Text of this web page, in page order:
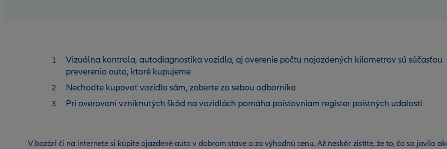
Vizuálna kontrola, autodiagnostika vozidla, aj overenie počtu najazdených kilometrov sú súčasťou
preverenia auta, ktoré kupujeme
Nechoďte kupovať vozidlo sám, zoberte zo sebou odborníka
Pri overovaní vzniknutých škôd na vozidlách pomáha poisťovniam register poistných udalostí
V bazári či na internete si kúpite ojazdené auto v dobrom stave a za výhodnú cenu. Až neskôr zistíte, že to, čo sa javilo